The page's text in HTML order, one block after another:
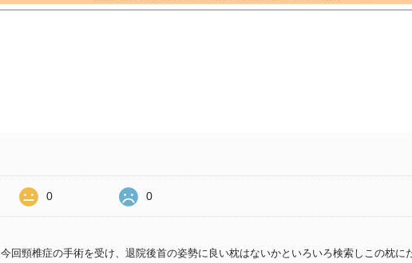
0 0
今回頸椎症の手術を受け、退院後首の姿勢に良い枕はないかといろいろ検索しこの枕